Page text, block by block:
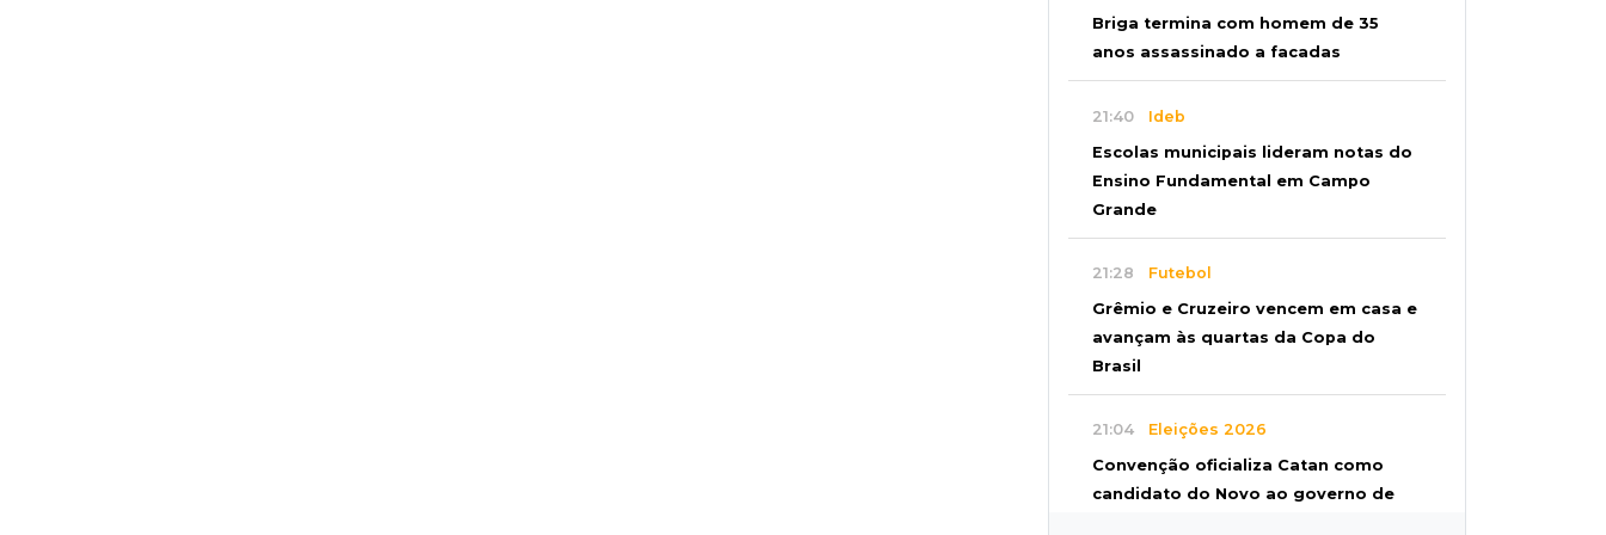
Briga termina com homem de 35
anos assassinado a facadas
21:40 Ideb
Escolas municipais lideram notas do
Ensino Fundamental em Campo
Grande
21:28 Futebol
Grêmio e Cruzeiro vencem em casa e
avançam às quartas da Copa do
Brasil
21:04 Eleições 2026
Convenção oficializa Catan como
candidato do Novo ao governo de